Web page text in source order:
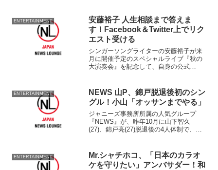
ENTERTAINMENT
安藤裕子 人生相談まで答えま
す！Facebook＆Twitter上でリク
エスト受ける
シンガーソングライターの安藤裕子が来
月に開催予定のスペシャルライブ『秋の
大演奏会』を記念して、自身の公式
ー＆クイズ大会』を開催する。 こ...
ENTERTAINMENT
NEWS 山P、錦戸脱退後初のシン
グル！小山「オッサンまでやる」
ジャニーズ事務所所属の人気グループ
『NEWS』が、昨年10月に山下智久
(27)、錦戸亮(27)脱退後の4人体制で、初
イトルは「チャンカパーナ」。加藤シゲ
アキ(24)...
ENTERTAINMENT
Mr.シャチホコ、「日本のカラオ
ケを守りたい」アンバサダー！和